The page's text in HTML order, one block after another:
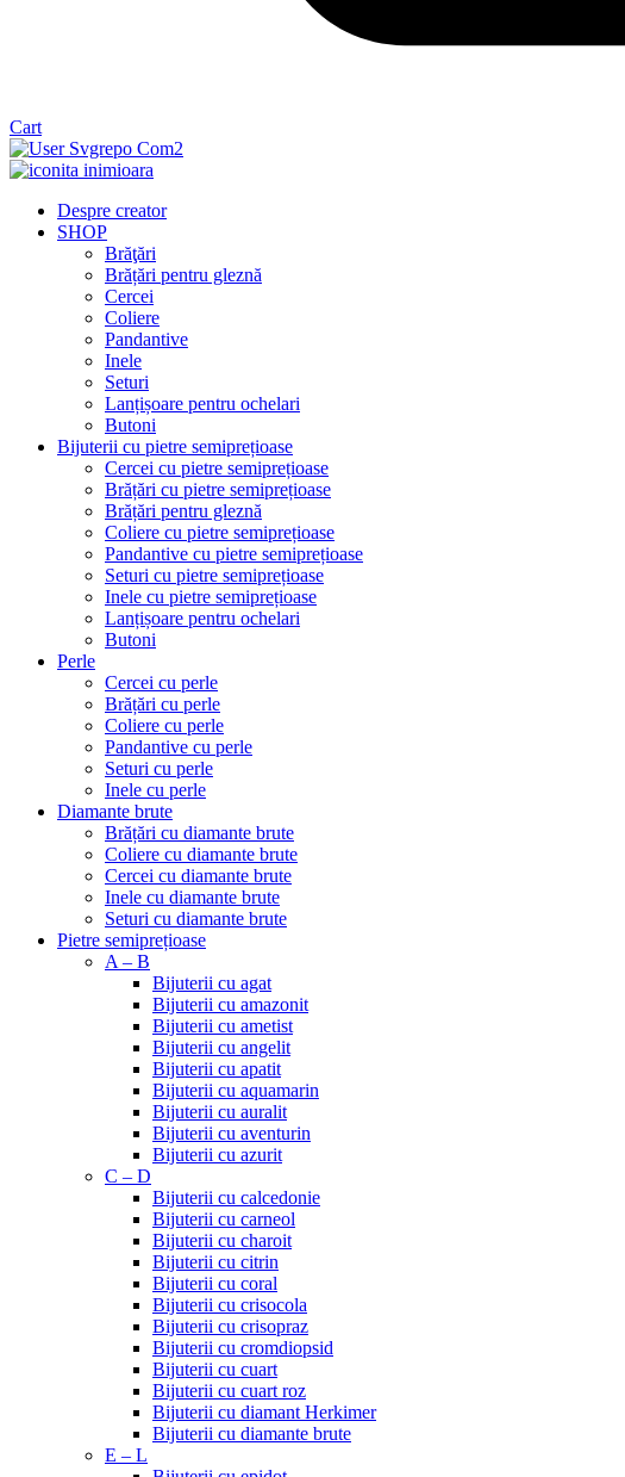
Cart
Despre creator
SHOP
Brăţări
Brățări pentru gleznă
Cercei
Coliere
Pandantive
Inele
Seturi
Lanțișoare pentru ochelari
Butoni
Bijuterii cu pietre semiprețioase
Cercei cu pietre semiprețioase
Brățări cu pietre semiprețioase
Brățări pentru gleznă
Coliere cu pietre semiprețioase
Pandantive cu pietre semiprețioase
Seturi cu pietre semiprețioase
Inele cu pietre semiprețioase
Lanțișoare pentru ochelari
Butoni
Perle
Cercei cu perle
Brățări cu perle
Coliere cu perle
Pandantive cu perle
Seturi cu perle
Inele cu perle
Diamante brute
Brățări cu diamante brute
Coliere cu diamante brute
Cercei cu diamante brute
Inele cu diamante brute
Seturi cu diamante brute
Pietre semiprețioase
A – B
Bijuterii cu agat
Bijuterii cu amazonit
Bijuterii cu ametist
Bijuterii cu angelit
Bijuterii cu apatit
Bijuterii cu aquamarin
Bijuterii cu auralit
Bijuterii cu aventurin
Bijuterii cu azurit
C – D
Bijuterii cu calcedonie
Bijuterii cu carneol
Bijuterii cu charoit
Bijuterii cu citrin
Bijuterii cu coral
Bijuterii cu crisocola
Bijuterii cu crisopraz
Bijuterii cu cromdiopsid
Bijuterii cu cuart
Bijuterii cu cuart roz
Bijuterii cu diamant Herkimer
Bijuterii cu diamante brute
E – L